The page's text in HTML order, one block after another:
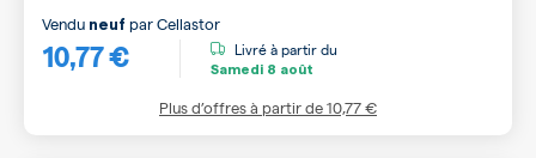
10,77 €
Vendu neuf parCellastor
Livré à partir du
Samedi 8 août
Plus d’offres à partir de10,77 €